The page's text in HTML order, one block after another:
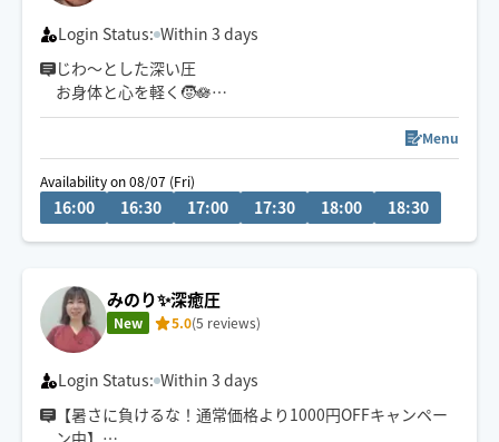
Login Status: Within 3 days
じわ〜とした深い圧
お身体と心を軽く🧒🪷
ご一緒できるお時間
ひとときでも心ほぐれるお時間となりますよう
お身体の状態やご要望に応じて施術致します
お気軽にご相談ください😌
※現在オイルメニュー停止中
個別にご相談ください
Menu
Availability on 08/07 (Fri)
16:00 16:30 17:00 17:30 18:00 18:30
みのり✨深癒圧
New 5.0(5 reviews)
Login Status: Within 3 days
【暑さに負けるな！通常価格より1000円OFFキャンペー
ン中】